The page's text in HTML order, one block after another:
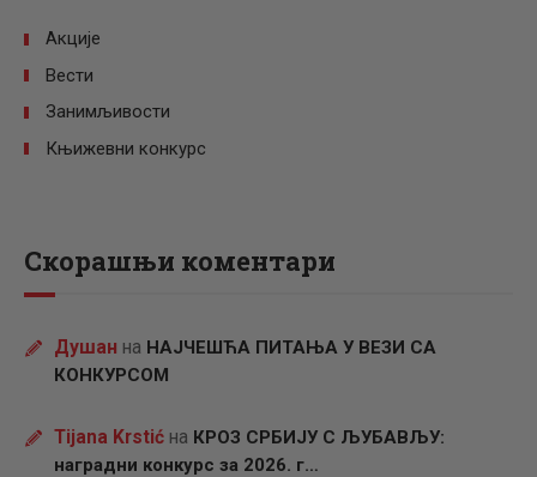
Акције
Вести
Занимљивости
Књижевни конкурс
Скорашњи коментари
Душан на НАЈЧЕШЋА ПИТАЊА У ВЕЗИ СА
КОНКУРСОМ
Tijana Krstićна КРОЗ СРБИЈУ С ЉУБАВЉУ:
наградни конкурс за 2026. г…